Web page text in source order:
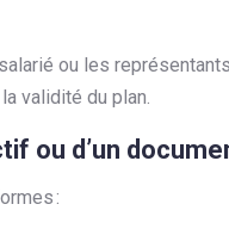
ou les
validité du plan.
ou d’un
: